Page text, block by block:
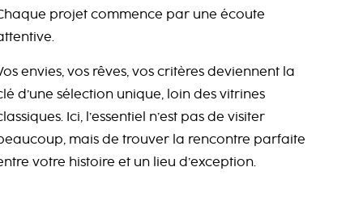
projet commence par une écoute
envies, vos rêves, vos critères deviennent la
d’une sélection unique, loin des vitrines
Ici, l’essentiel n’est pas de visiter
mais de trouver la rencontre parfaite
votre histoire et un lieu d’exception.